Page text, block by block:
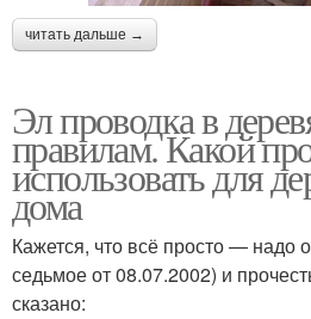
читать дальше →
Эл проводка в
правилам. Какой
использовать для
дома
Кажется, что всё просто — надо
седьмое от 08.07.2002) и
сказано: